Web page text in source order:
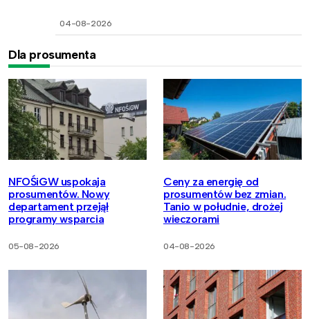
04-08-2026
Dla prosumenta
NFOŚiGW uspokaja
prosumentów. Nowy
departament przejął
programy wsparcia
05-08-2026
Ceny za energię od
prosumentów bez zmian.
Tanio w południe, drożej
wieczorami
04-08-2026